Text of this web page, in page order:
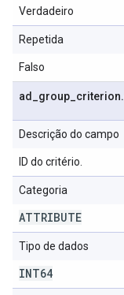
Verdadeiro
Repetida
Falso
ad group criterion.
Descrição do campo
ID do critério.
Categoria
ATTRIBUTE
Tipo de dados
INT64